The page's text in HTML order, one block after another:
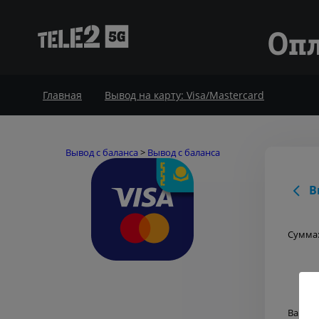
Главная Вывод на карту: Visa/Mastercard
Вывод с баланса > Вывод с баланса
Сумма:
Ваш